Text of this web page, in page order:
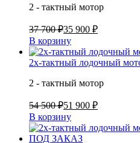
2 - тактный мотор
37 700 ₽35 900 ₽
В корзину
2х-тактный лодочный
2 - тактный мотор
54 500 ₽51 900 ₽
В корзину